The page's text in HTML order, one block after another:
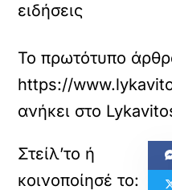
ειδήσεις
Το πρωτότυπο
https://
ανήκει στο